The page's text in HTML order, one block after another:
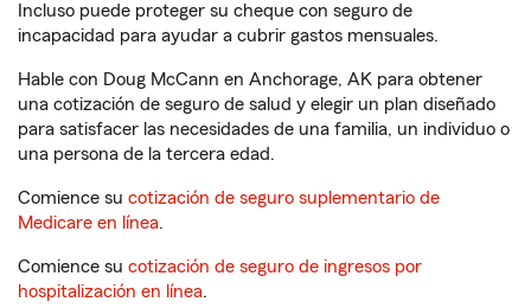
Incluso puede proteger su cheque con seguro de
incapacidad para ayudar a cubrir gastos mensuales.
Hable con Doug McCann en Anchorage, AK para obtener
una cotización de seguro de salud y elegir un plan diseñado
para satisfacer las necesidades de una familia, un individuo o
una persona de la tercera edad.
Comience su cotización de seguro suplementario de
Medicare en línea.
Comience su cotización de seguro de ingresos por
hospitalización en línea.